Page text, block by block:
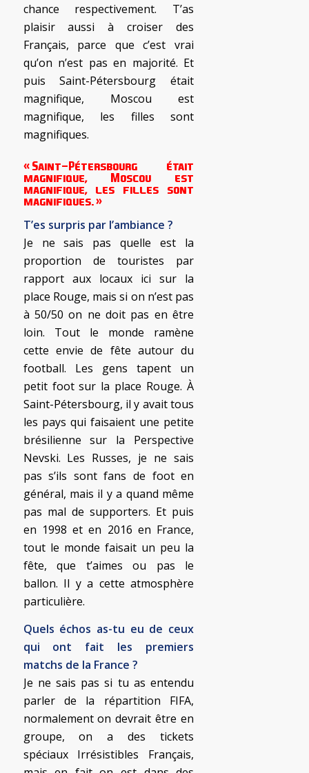
chance respectivement. T’as
plaisir aussi à croiser des
Français, parce que c’est vrai
qu’on n’est pas en majorité. Et
puis Saint-Pétersbourg était
magnifique, Moscou est
magnifique, les filles sont
magnifiques.
« Saint-Pétersbourg était
magnifique, Moscou est
magnifique, les filles sont
magnifiques. »
T’es surpris par l’ambiance ?
Je ne sais pas quelle est la
proportion de touristes par
rapport aux locaux ici sur la
place Rouge, mais si on n’est pas
à 50/50 on ne doit pas en être
loin. Tout le monde ramène
cette envie de fête autour du
football. Les gens tapent un
petit foot sur la place Rouge. À
Saint-Pétersbourg, il y avait tous
les pays qui faisaient une petite
brésilienne sur la Perspective
Nevski. Les Russes, je ne sais
pas s’ils sont fans de foot en
général, mais il y a quand même
pas mal de supporters. Et puis
en 1998 et en 2016 en France,
tout le monde faisait un peu la
fête, que t’aimes ou pas le
ballon. Il y a cette atmosphère
particulière.
Quels échos as-tu eu de ceux
qui ont fait les premiers
matchs de la France ?
Je ne sais pas si tu as entendu
parler de la répartition FIFA,
normalement on devrait être en
groupe, on a des tickets
spéciaux Irrésistibles Français,